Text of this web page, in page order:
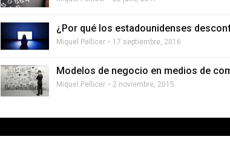
¿Por qué los estadounidenses
Miquel Pellicer 17 septiembre, 2016
Modelos de negocio en medios de
Miquel Pellicer 2 noviembre, 2015